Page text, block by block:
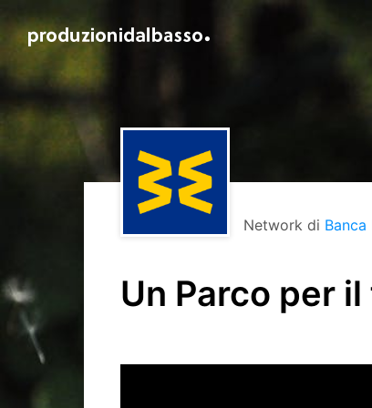
Network di Banca
Un Parco per